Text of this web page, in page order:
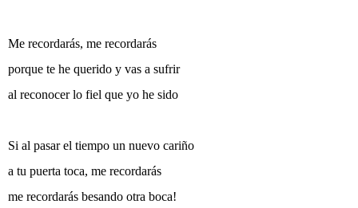
Me recordarás, me recordarás
porque te he querido y vas a sufrir
al reconocer lo fiel que yo he sido
Si al pasar el tiempo un nuevo cariño
a tu puerta toca, me recordarás
me recordarás besando otra boca!